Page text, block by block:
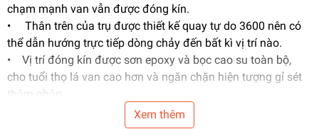
chạm mạnh van vẫn được đóng kín.
• Thân trên của trụ được thiết kế quay tự do 3600 nên có
thể dẫn hướng trực tiếp dòng chảy đến bất kì vị trí nào.
• Vị trí đóng kín được sơn epoxy và bọc cao su toàn bộ,
cho tuổi thọ lá van cao hơn và ngăn chặn hiện tượng gỉ sét
thâm nhập.
• Sơn epoxy bao phủ cả bên trong lẩn bên ngoài, chống
Xem thêm